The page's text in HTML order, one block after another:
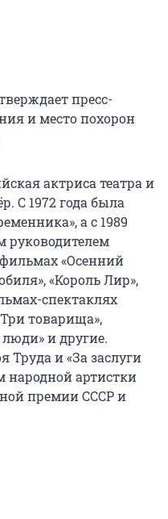
пресс-
и место похорон
актриса театра и
С 1972 года была
а с 1989
руководителем
фильмах «Осенний
«Король Лир»,
спектаклях
товарища»,
и другие.
Труда и «За заслуги
народной артистки
премии СССР и